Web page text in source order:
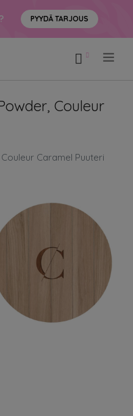
PYYDÄ TARJOUS
Couleur
Caramel Puuteri